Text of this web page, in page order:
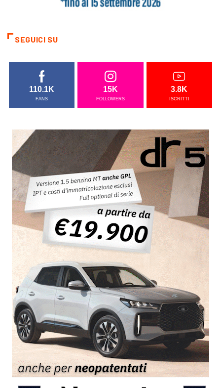
SEGUICI SU
110.1K
FANS
15K
FOLLOWERS
3.8K
ISCRITTI